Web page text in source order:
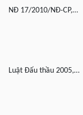
NĐ 17/2010/NĐ-CP,…
Luật Đấu thầu 2005,…